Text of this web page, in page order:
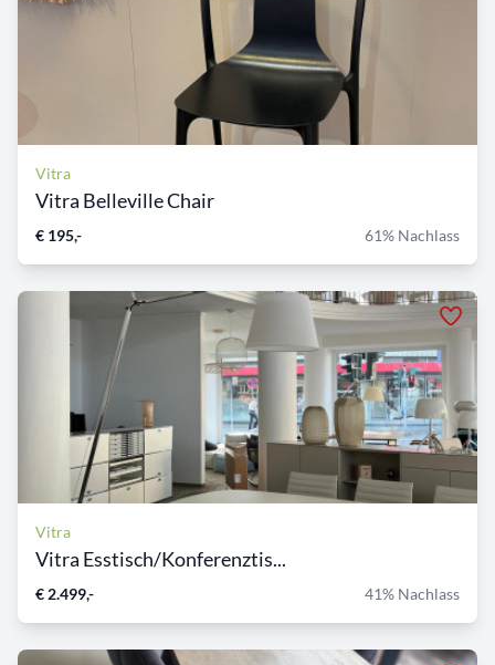
Vitra
Vitra Belleville Chair
€ 195,- 61% Nachlass
Vitra
Vitra Esstisch/Konferenztis...
€ 2.499,- 41% Nachlass